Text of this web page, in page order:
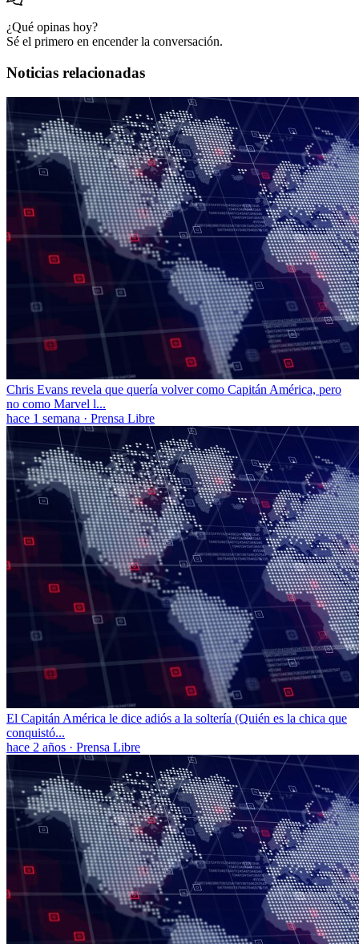
¿Qué opinas hoy?
Sé el primero en encender la conversación.
Noticias relacionadas
Chris Evans revela que quería volver como Capitán América, pero
no como Marvel l...
hace 1 semana · Prensa Libre
El Capitán América le dice adiós a la soltería (Quién es la chica que
conquistó...
hace 2 años · Prensa Libre